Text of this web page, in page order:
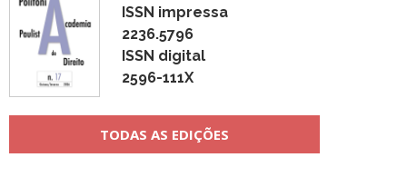
ISSN impressa
2236.5796
ISSN digital
2596-111X
TODAS AS EDIÇÕES